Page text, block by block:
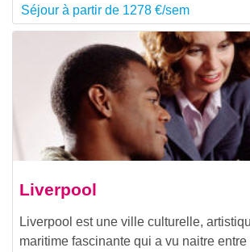
Séjour à partir de 1278 €/sem
Liverpool
Liverpool est une ville culturelle,
maritime fascinante qui a vu naitre